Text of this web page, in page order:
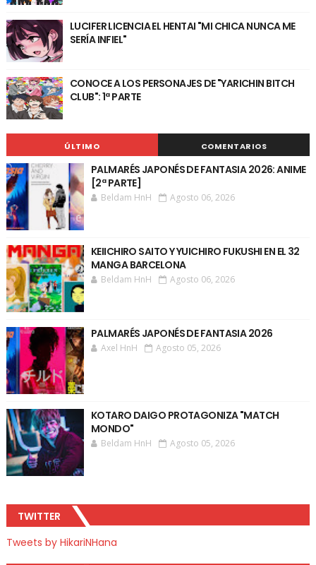
LUCIFER LICENCIA EL HENTAI "MI CHICA NUNCA ME
SERÍA INFIEL"
CONOCE A LOS PERSONAJES DE "YARICHIN BITCH
CLUB": 1ª PARTE
ÚLTIMO COMENTARIOS
PALMARÉS JAPONÉS DE FANTASIA 2026: ANIME
[2ª PARTE]
Beldam HnH Agosto 06, 2026
KEIICHIRO SAITO Y YUICHIRO FUKUSHI EN EL 32
MANGA BARCELONA
Beldam HnH Agosto 06, 2026
PALMARÉS JAPONÉS DE FANTASIA 2026
Axel HnH Agosto 05, 2026
KOTARO DAIGO PROTAGONIZA "MATCH
MONDO"
Beldam HnH Agosto 05, 2026
TWITTER
Tweets by HikariNHana